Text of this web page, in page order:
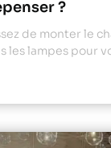
?
de monter le
les lampes pour